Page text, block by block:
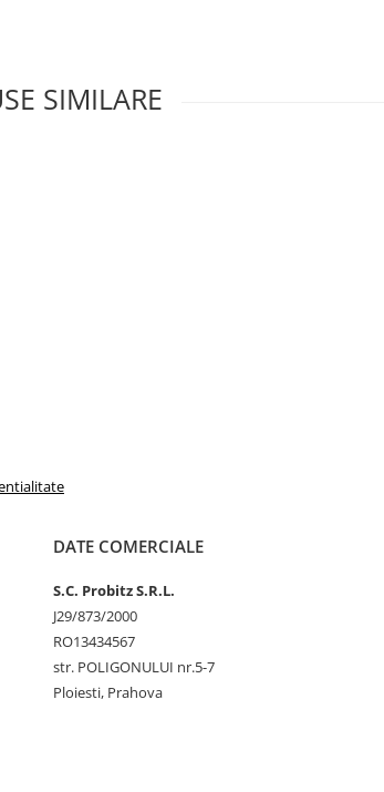
SIMILARE
DATE COMERCIALE
S.C. Probitz S.R.L.
J29/873/2000
RO13434567
str. POLIGONULUI nr.5-7
Ploiesti, Prahova